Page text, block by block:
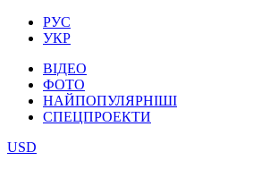
РУС
УКР
ВІДЕО
ФОТО
НАЙПОПУЛЯРНІШІ
СПЕЦПРОЕКТИ
USD